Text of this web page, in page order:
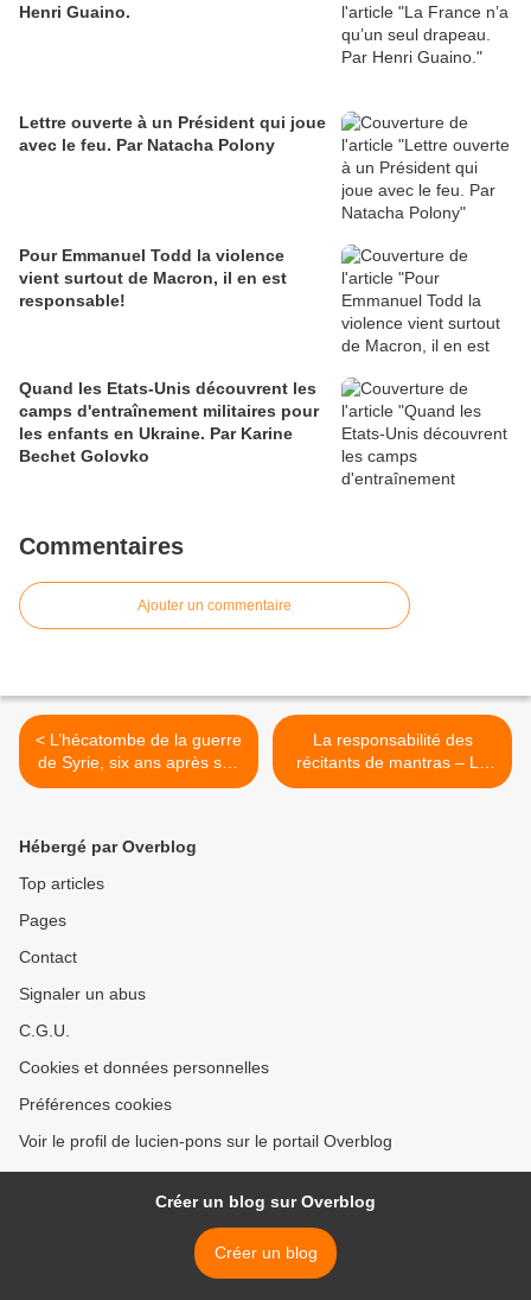
Henri Guaino.
Lettre ouverte à un Président qui joue
avec le feu. Par Natacha Polony
Pour Emmanuel Todd la violence
vient surtout de Macron, il en est
responsable!
Quand les Etats-Unis découvrent les
camps d'entraînement militaires pour
les enfants en Ukraine. Par Karine
Bechet Golovko
Commentaires
Ajouter un commentaire
< L’hécatombe de la guerre
de Syrie, six ans après son
déclenchement. Par René
La responsabilité des
récitants de mantras – La
liberté de la presse en
Hébergé par Overblog
Top articles
Pages
Contact
Signaler un abus
C.G.U.
Cookies et données personnelles
Préférences cookies
Voir le profil de lucien-pons sur le portail Overblog
Créer un blog sur Overblog
Créer un blog